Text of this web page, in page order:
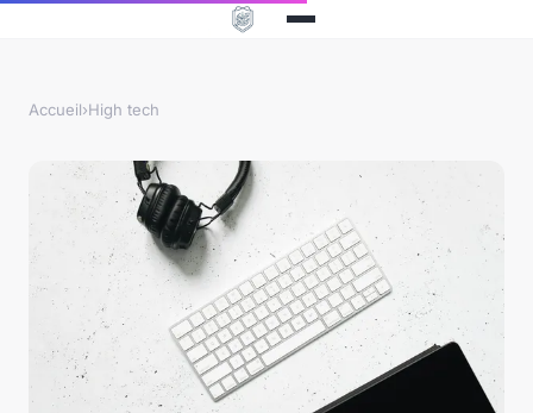
Accueil›High tech